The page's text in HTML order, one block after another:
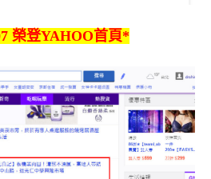
榮登YAHOO首頁*